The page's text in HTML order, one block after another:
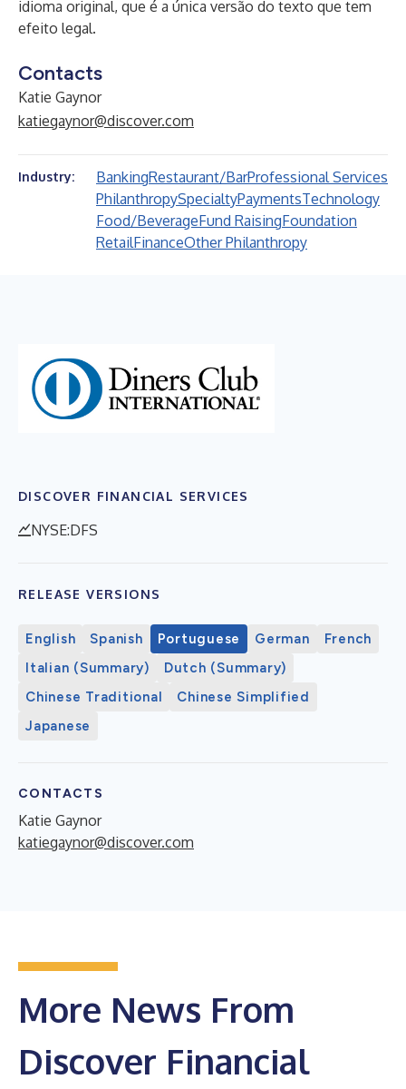
idioma original, que é a única versão do texto que tem
efeito legal.
Contacts
Katie Gaynor
katiegaynor@discover.com
Industry: BankingRestaurant/BarProfessional Services
PhilanthropySpecialtyPaymentsTechnology
Food/BeverageFund RaisingFoundation
RetailFinanceOther Philanthropy
DISCOVER FINANCIAL SERVICES
NYSE:DFS
RELEASE VERSIONS
English Spanish Portuguese German
French
Italian (Summary)
Dutch (Summary)
Chinese Traditional
Chinese Simplified
Japanese
CONTACTS
Katie Gaynor
katiegaynor@discover.com
More News From
Discover Financial